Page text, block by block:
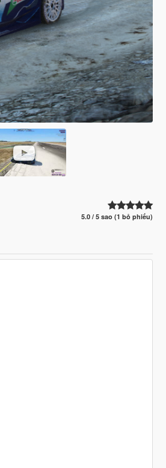
5.0 / 5 sao (1 bỏ phiếu)